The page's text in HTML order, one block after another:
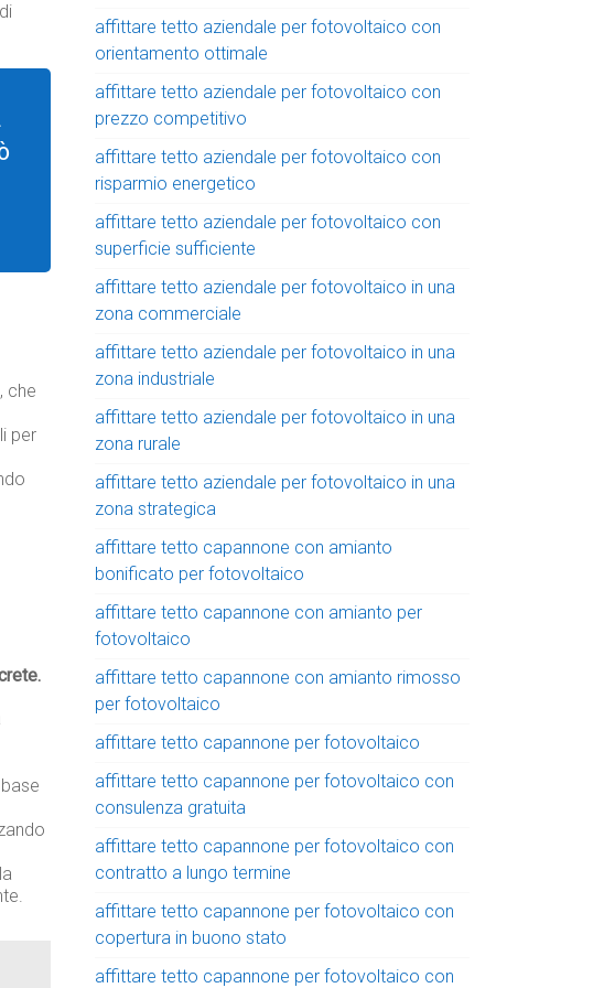
che
per
affittare tetto aziendale per fotovoltaico con
orientamento ottimale
affittare tetto aziendale per fotovoltaico con
prezzo competitivo
affittare tetto aziendale per fotovoltaico con
risparmio energetico
affittare tetto aziendale per fotovoltaico con
superficie sufficiente
affittare tetto aziendale per fotovoltaico in una
zona commerciale
affittare tetto aziendale per fotovoltaico in una
zona industriale
affittare tetto aziendale per fotovoltaico in una
zona rurale
affittare tetto aziendale per fotovoltaico in una
zona strategica
affittare tetto capannone con amianto
bonificato per fotovoltaico
affittare tetto capannone con amianto per
fotovoltaico
affittare tetto capannone con amianto rimosso
per fotovoltaico
affittare tetto capannone per fotovoltaico
affittare tetto capannone per fotovoltaico con
consulenza gratuita
affittare tetto capannone per fotovoltaico con
contratto a lungo termine
affittare tetto capannone per fotovoltaico con
copertura in buono stato
affittare tetto capannone per fotovoltaico con